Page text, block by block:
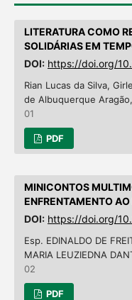
LITERATURA COMO
SOLIDÁRIAS EM
DOI: https://doi.org/
Rian Lucas da Silva,
de Albuquerque
01
PDF
MINICONTOS
ENFRENTAMENTO
DOI: https://doi.org/
Esp. EDINALDO DE
MARIA LEUZIEDNA
02
PDF